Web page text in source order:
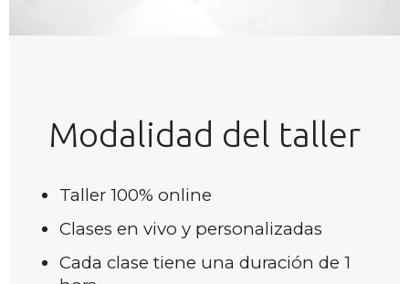
Modalidad del taller
Taller 100% online
Clases en vivo y personalizadas
Cada clase tiene una duración de 1